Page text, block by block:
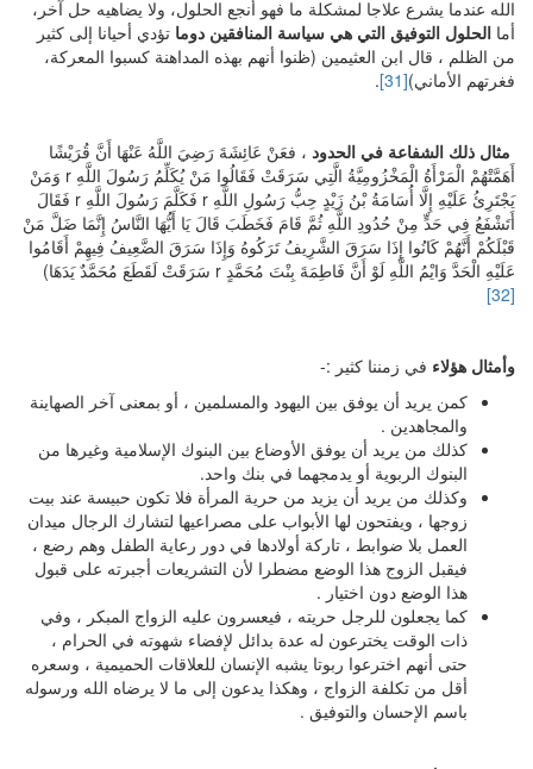
الله عندما يشرع علاجا لمشكلة ما فهو أنجع الحلول، ولا يضاهيه حل آخر،
أما الحلول التوفيق التي هي سياسة المنافقين دوما تؤدي أحيانا إلى كثير
من الظلم ، قال ابن العثيمين (ظنوا أنهم بهذه المداهنة كسبوا المعركة،
فغرتهم الأماني)[31]
.
مثال ذلك الشفاعة في الحدود ، فعَنْ عَائِشَةَ رَضِيَ اللَّهُ عَنْهَا أَنَّ قُرَيْشًا
أَهَمَّتْهُمْ الْمَرْأَةُ الْمَخْزُومِيَّةُ الَّتِي سَرَقَتْ فَقَالُوا مَنْ يُكَلِّمُ رَسُولَ اللَّهِ r وَمَنْ
يَجْتَرِئُ عَلَيْهِ إِلَّا أُسَامَةُ بْنُ زَيْدٍ حِبُّ رَسُولِ اللَّهِ r فَكَلَّمَ رَسُولَ اللَّهِ r فَقَالَ
أَتَشْفَعُ فِي حَدٍّ مِنْ حُدُودِ اللَّهِ ثُمَّ قَامَ فَخَطَبَ قَالَ يَا أَيُّهَا النَّاسُ إِنَّمَا ضَلَّ مَنْ
قَبْلَكُمْ أَنَّهُمْ كَانُوا إِذَا سَرَقَ الشَّرِيفُ تَرَكُوهُ وَإِذَا سَرَقَ الضَّعِيفُ فِيهِمْ أَقَامُوا
عَلَيْهِ الْحَدَّ وَايْمُ اللَّهِ لَوْ أَنَّ فَاطِمَةَ بِنْتَ مُحَمَّدٍ r سَرَقَتْ لَقَطَعَ مُحَمَّدٌ يَدَهَا)
[32]
وأمثال هؤلاء في زمننا كثير :-
كمن يريد أن يوفق بين اليهود والمسلمين ، أو بمعنى آخر الصهاينة
والمجاهدين .
كذلك من يريد أن يوفق الأوضاع بين البنوك الإسلامية وغيرها من
البنوك الربوية أو يدمجهما في بنك واحد.
وكذلك من يريد أن يزيد من حرية المرأة فلا تكون حبيسة عند بيت
زوجها ، ويفتحون لها الأبواب على مصراعيها لتشارك الرجال ميدان
العمل بلا ضوابط ، تاركة أولادها في دور رعاية الطفل وهم رضع ،
فيقبل الزوج هذا الوضع مضطرا لأن التشريعات أجبرته على قبول
هذا الوضع دون اختيار .
كما يجعلون للرجل حريته ، فيعسرون عليه الزواج المبكر ، وفي
ذات الوقت يخترعون له عدة بدائل لإفضاء شهوته في الحرام ،
حتى أنهم اخترعوا ربوتا يشبه الإنسان للعلاقات الحميمية ، وسعره
أقل من تكلفة الزواج ، وهكذا يدعون إلى ما لا يرضاه الله ورسوله
باسم الإحسان والتوفيق .